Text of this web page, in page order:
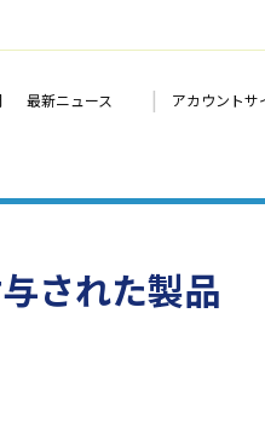
最新ニュース | アカウントサ
された製品